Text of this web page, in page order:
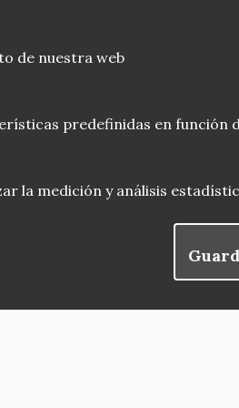
de nuestra web
predefinidas en función
la medición y análisis